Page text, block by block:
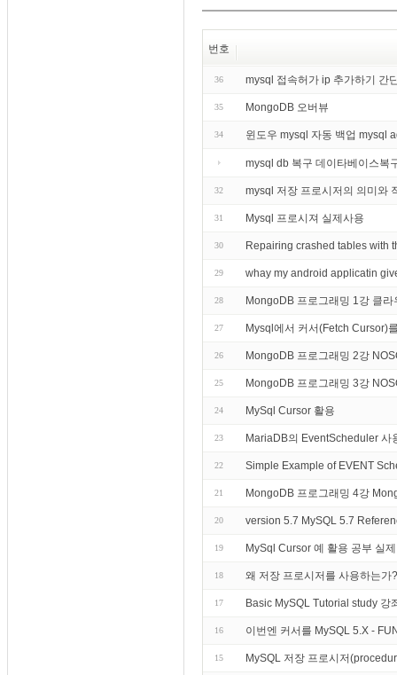
번호
36 mysql 접속허가 ip 추가하기 간
35 MongoDB 오버뷰
34 윈도우 mysql 자동 백업 mysql
mysql db 복구 데이타베이스복
32 mysql 저장 프로시저의 의미와
31 Mysql 프로시져 실제사용
30 Repairing crashed tables with
29 whay my android applicatin
28 MongoDB 프로그래밍 1강 클
27 Mysql에서 커서(Fetch Cursor)
26 MongoDB 프로그래밍 2강
25 MongoDB 프로그래밍 3강
24 MySql Cursor 활용
23 MariaDB의 EventScheduler 사
22 Simple Example of EVENT
21 MongoDB 프로그래밍 4강
20 version 5.7 MySQL 5.7
19 MySql Cursor 예 활용 공부 실
18 왜 저장 프로시저를 사용하는가?
17 Basic MySQL Tutorial study 강
16 이번엔 커서를 MySQL 5.X -
15 MySQL 저장 프로시저